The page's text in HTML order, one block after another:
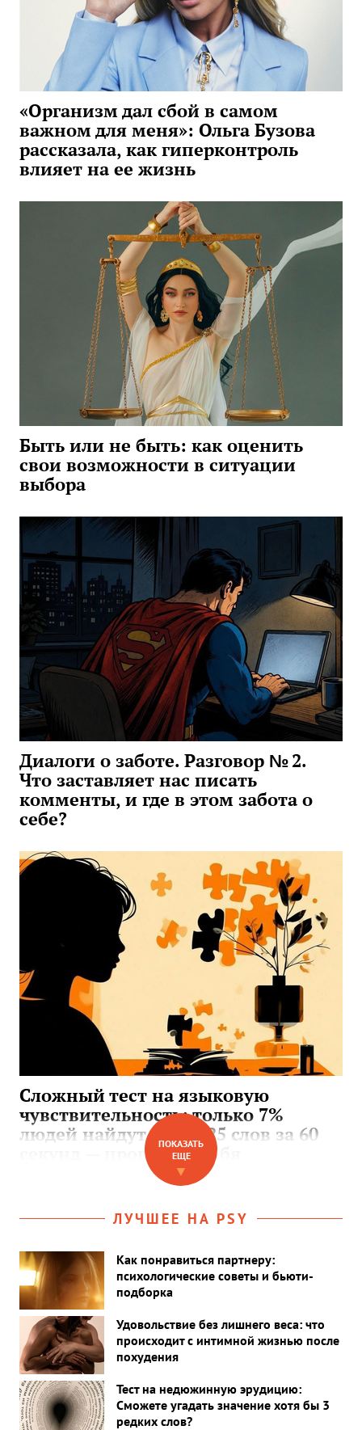
«Организм дал сбой в самом
важном для меня»: Ольга Бузова
рассказала, как гиперконтроль
влияет на ее жизнь
Быть или не быть: как оценить
свои возможности в ситуации
выбора
Диалоги о заботе. Разговор № 2.
Что заставляет нас писать
комменты, и где в этом забота о
себе?
Сложный тест на языковую
чувствительность: только 7%
людей найдут более 25 слов за 60
секунд — проверьте себя
ПОКАЗАТЬ
ЕЩЕ
▼
ЛУЧШЕЕ НА PSY
Как понравиться партнеру:
психологические советы и бьюти-
подборка
Удовольствие без лишнего веса: что
происходит с интимной жизнью после
похудения
Тест на недюжинную эрудицию:
Сможете угадать значение хотя бы 3
редких слов?